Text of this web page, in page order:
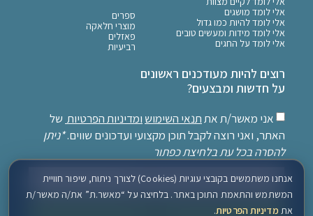
אלי לומד מושגים
אלי לומד להיות כמו גדול
אלי לומד מידות ומעשים טובים
אלי לומד על החגים
ספרים
מוצרי חלאקה
פאזלים
רביעיות
רוצים להיות מעודכנים ראשונים
על חדשות ומבצעים?
אני מאשר/ת אתתנאי השימוש ומדיניות הפרטיות של
האתר, ואני רוצה לקבל תוכן מקצועי ועדכונים שווים.*ניתן
להסרה בכל עת בלחיצת כפתור
אנחנו משתמשים בקובצי עוגיות (Cookies) לצורך ניתוח, שיפור חוויית
המשתמש והתאמת התוכן באתר. בלחיצה על “מאשר.ת” את/ה מאשר/ת
את מדיניות הפרטיות.